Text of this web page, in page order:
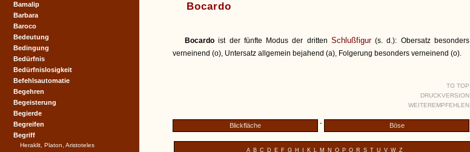
Bocardo
Bocardoist der fünfte Modus der dritten Schlußfigur(s. d.): Obersatz besonders
verneinend (o), Untersatz allgemein bejahend (a), Folgerung besonders verneinend (o).
TO TOP
DRUCKVERSION
WEITEREMPFEHLEN
Blickfläche - Böse
A B C D E F G H K L M N O P Q R S T U V W Z
Bamalip
Barbara
Baroco
Bedeutung
Bedingung
Bedürfnis
Bedürfnislosigkeit
Befehlsautomatie
Begehren
Begeisterung
Begierde
Begreifen
Begriff
Heraklit, Platon, Aristoteles